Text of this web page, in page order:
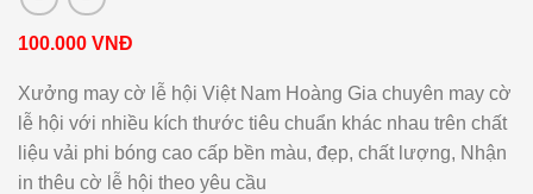
100.000 VNĐ
Xưởng may cờ lễ hội Việt Nam Hoàng Gia chuyên may cờ
lễ hội với nhiều kích thước tiêu chuẩn khác nhau trên chất
liệu vải phi bóng cao cấp bền màu, đẹp, chất lượng, Nhận
in thêu cờ lễ hội theo yêu cầu